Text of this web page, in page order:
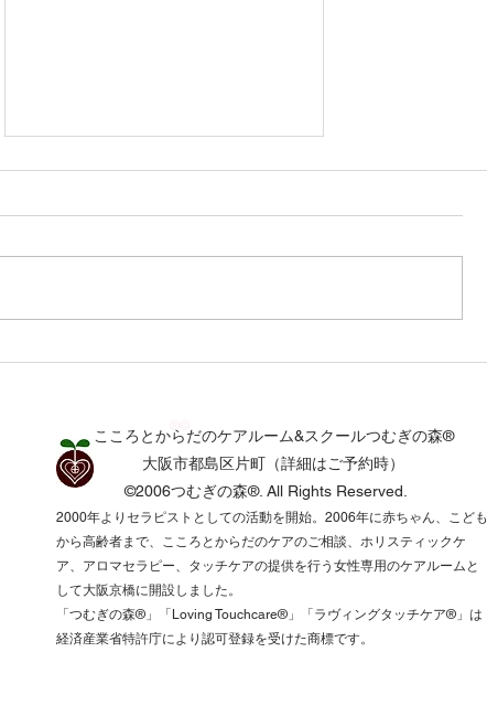
®©
こころとからだのケアルーム&スクールつむぎの森®
​​大阪市都島区片町（詳細はご予約時）
©2006つむぎの森®. All Rights Reserved.​
2000年よりセラピストとしての活動を開始。2006年に赤ちゃん、こども
から高齢者まで、こころとからだのケアのご相談、ホリスティックケ
ア、アロマセラピー、タッチケアの提供を行う女性専用のケアルームと
して大阪京橋に開設しました。
「つむぎの森®️」「Loving Touchcare®️」「ラヴィングタッチケア®️」は
経済産業省特許庁により認可登録を受けた商標です。